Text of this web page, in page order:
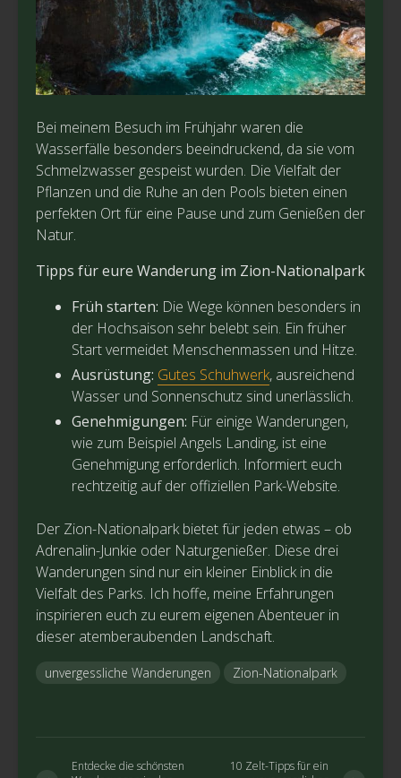
Bei meinem Besuch im Frühjahr waren die
Wasserfälle besonders beeindruckend, da sie vom
Schmelzwasser gespeist wurden. Die Vielfalt der
Pflanzen und die Ruhe an den Pools bieten einen
perfekten Ort für eine Pause und zum Genießen der
Natur.
Tipps für eure Wanderung im Zion-Nationalpark
Früh starten: Die Wege können besonders in
der Hochsaison sehr belebt sein. Ein früher
Start vermeidet Menschenmassen und Hitze.
Ausrüstung: Gutes Schuhwerk, ausreichend
Wasser und Sonnenschutz sind unerlässlich.
Genehmigungen: Für einige Wanderungen,
wie zum Beispiel Angels Landing, ist eine
Genehmigung erforderlich. Informiert euch
rechtzeitig auf der offiziellen Park-Website.
Der Zion-Nationalpark bietet für jeden etwas – ob
Adrenalin-Junkie oder Naturgenießer. Diese drei
Wanderungen sind nur ein kleiner Einblick in die
Vielfalt des Parks. Ich hoffe, meine Erfahrungen
inspirieren euch zu eurem eigenen Abenteuer in
dieser atemberaubenden Landschaft.
unvergessliche Wanderungen Zion-Nationalpark
Entdecke die schönsten
10 Zelt-Tipps für ein